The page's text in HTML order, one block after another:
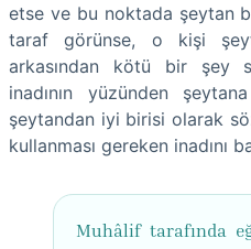
etse ve bu noktada şeytan
taraf görünse, o kişi
arkasından kötü bir şey
inadının yüzünden
şeytandan iyi birisi olarak
kullanması gereken inadını
Muhâlif tarafında